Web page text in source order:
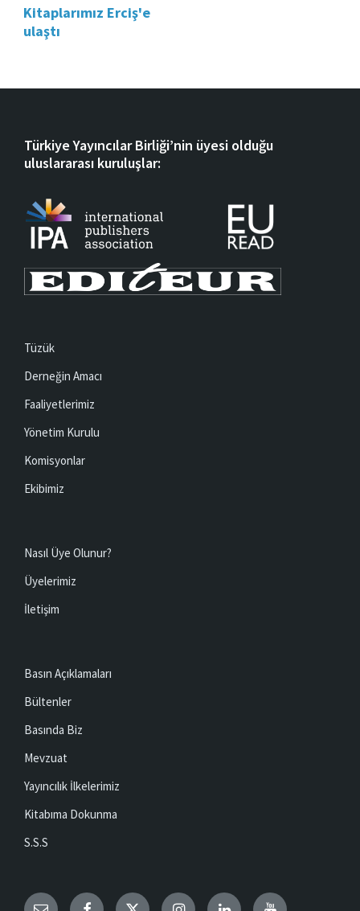
Kitaplarımız Erciş'e
ulaştı
Türkiye Yayıncılar Birliği’nin üyesi olduğu
uluslararası kuruluşlar:
Tüzük
Derneğin Amacı
Faaliyetlerimiz
Yönetim Kurulu
Komisyonlar
Ekibimiz
Nasıl Üye Olunur?
Üyelerimiz
İletişim
Basın Açıklamaları
Bültenler
Basında Biz
Mevzuat
Yayıncılık İlkelerimiz
Kitabıma Dokunma
S.S.S